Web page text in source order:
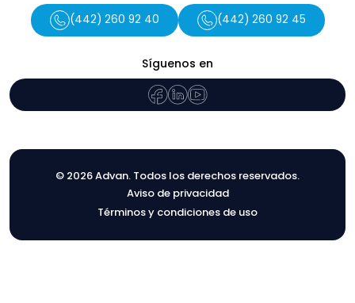
(442) 260 92 40 (442) 260 92 45
Síguenos en
© 2026 Advan. Todos los derechos reservados.
Aviso de privacidad
Términos y condiciones de uso